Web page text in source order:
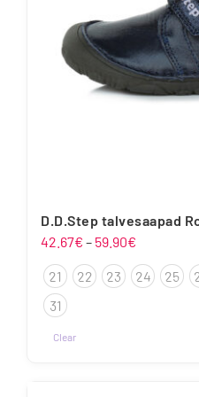
D.D.Step talvesaapad
42.67€ – 59.90€
42.67€
kuni
21 22 23 24 25
31
Clear